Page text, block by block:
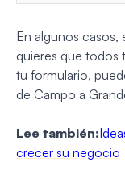
En algunos
quieres que todos
tu formulario,
de Campo a
Lee también:
crecer su negocio